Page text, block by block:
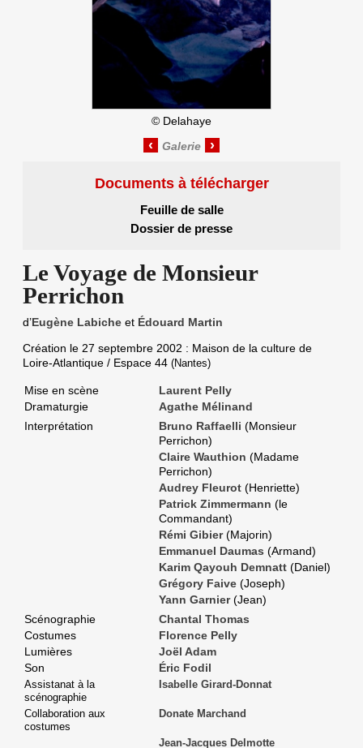
© Delahaye
‹ ›
Documents à télécharger
Feuille de salle
Dossier de presse
Le Voyage de Monsieur
Perrichon
d’Eugène Labiche et Édouard Martin
Création le 27 septembre 2002 : Maison de la culture de
Loire-Atlantique / Espace 44 (Nantes)
Mise en scène
Laurent Pelly
Dramaturgie
Agathe Mélinand
Interprétation
Bruno Raffaelli (Monsieur
Perrichon)
Claire Wauthion (Madame
Perrichon)
Audrey Fleurot (Henriette)
Patrick Zimmermann (le
Commandant)
Rémi Gibier (Majorin)
Emmanuel Daumas (Armand)
Karim Qayouh Demnatt (Daniel)
Grégory Faive (Joseph)
Yann Garnier (Jean)
Scénographie
Chantal Thomas
Costumes
Florence Pelly
Lumières
Joël Adam
Son
Éric Fodil
Assistanat à la
scénographie
Isabelle Girard-Donnat
Collaboration aux
costumes
Donate Marchand
Jean-Jacques Delmotte